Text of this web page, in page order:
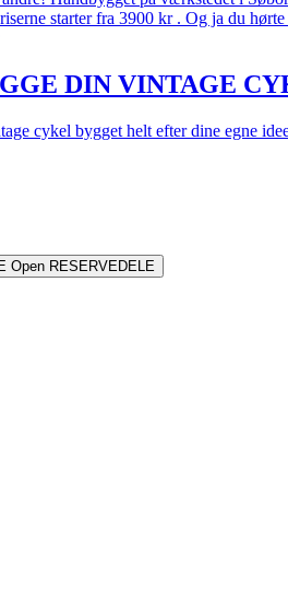
starter fra 3900 kr . Og ja du
DIN VINTAGE
cykel bygget helt efter dine egne
Open RESERVEDELE